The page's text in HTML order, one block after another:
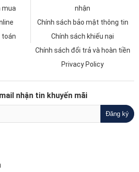
mua
toán
nhận
Chính sách bảo mật thông tin
Chính sách khiếu nại
Chính sách đổi trả và hoàn tiền
Privacy Policy
nhận tin khuyến mãi